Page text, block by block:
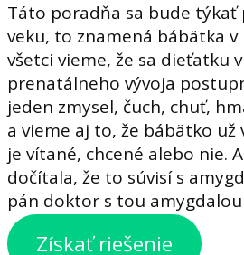
Táto poradňa sa bude
veku, to znamená bábätka v
všetci vieme, že sa dieťatku
prenatálneho vývoja
jeden zmysel, čuch, chuť,
a vieme aj to, že bábätko už
je vítané, chcené alebo nie.
dočítala, že to súvisí s
pán doktor s tou amygdalou
Získať riešenie